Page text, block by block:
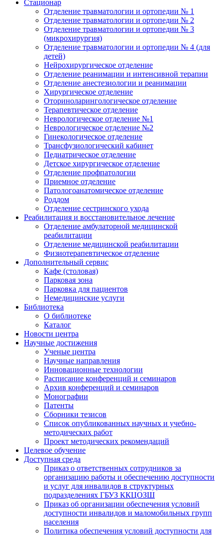
Стационар
Отделение травматологии и ортопедии № 1
Отделение травматологии и ортопедии № 2
Отделение травматологии и ортопедии № 3
(микрохирургия)
Отделение травматологии и ортопедии № 4 (для
детей)
Нейрохирургическое отделение
Отделение реанимации и интенсивной терапии
Отделение анестезиологии и реанимации
Хирургическое отделение
Оториноларингологическое отделение
Терапевтическое отделение
Неврологическое отделение №1
Неврологическое отделение №2
Гинекологическое отделение
Трансфузиологический кабинет
Педиатрическое отделение
Детское хирургическое отделение
Отделение профпатологии
Приемное отделение
Патологоанатомическое отделение
Роддом
Отделение сестринского ухода
Реабилитация и восстановительное лечение
Отделение амбулаторной медицинской
реабилитации
Отделение медицинской реабилитации
Физиотерапевтическое отделение
Дополнительный сервис
Кафе (столовая)
Парковая зона
Парковка для пациентов
Немедицинские услуги
Библиотека
О библиотеке
Каталог
Новости центра
Научные достижения
Ученые центра
Научные направления
Инновационные технологии
Расписание конференций и семинаров
Архив конференций и семинаров
Монографии
Патенты
Сборники тезисов
Список опубликованных научных и учебно-
методических работ
Проект методических рекомендаций
Целевое обучение
Доступная среда
Приказ о ответственных сотрудников за
организацию работы и обеспечению доступности
и услуг для инвалидов в структурных
подразделениях ГБУЗ ККЦОЗШ
Приказ об организации обеспечения условий
доступности инвалидов и маломобильных групп
населения
Политика обеспечения условий доступности для